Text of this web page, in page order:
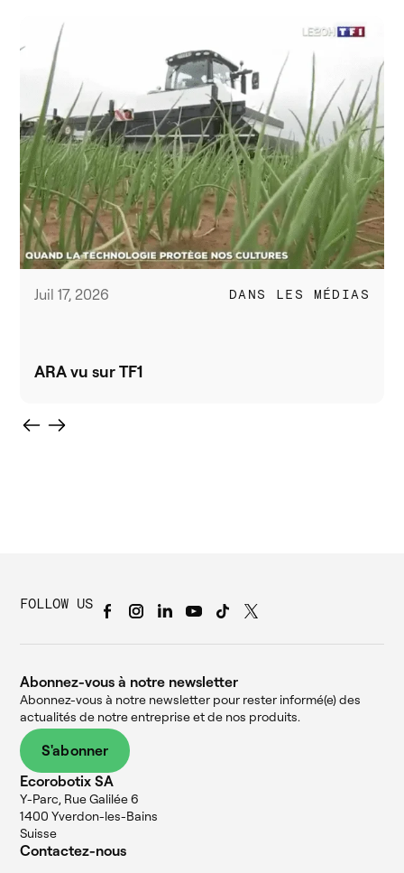
Juil 17, 2026 DANS LES MÉDIAS
ARA vu sur TF1
FOLLOW US
Ecorobotix SA
Y-Parc, Rue Galilée 6
1400 Yverdon-les-Bains
Suisse
Contactez-nous
Abonnez-vous à notre newsletter
Abonnez-vous à notre newsletter pour rester informé(e) des
actualités de notre entreprise et de nos produits.
S'abonner